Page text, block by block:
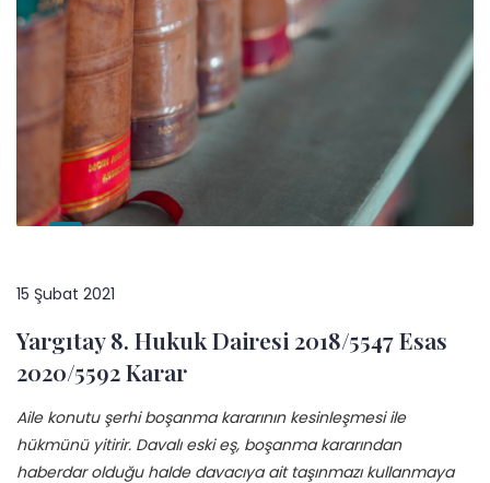
15 Şubat 2021
Yargıtay 8. Hukuk Dairesi 2018/5547 Esas
2020/5592 Karar
Aile konutu şerhi boşanma kararının kesinleşmesi ile
hükmünü yitirir. Davalı eski eş, boşanma kararından
haberdar olduğu halde davacıya ait taşınmazı kullanmaya